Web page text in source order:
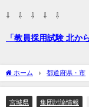
⇩ ⇩ ⇩ ⇩ ⇩
「教員採用試験 北か
ホーム 都道府県・市
宮城県 集団討論情報